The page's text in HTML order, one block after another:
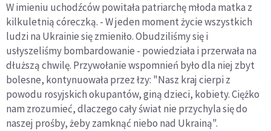
W imieniu uchodźców powitała patriarchę młoda matka z
kilkuletnią córeczką. - W jeden moment życie wszystkich
ludzi na Ukrainie się zmieniło. Obudziliśmy się i
usłyszeliśmy bombardowanie - powiedziała i przerwała na
dłuższą chwilę. Przywołanie wspomnień było dla niej zbyt
bolesne, kontynuowała przez łzy: "Nasz kraj cierpi z
powodu rosyjskich okupantów, giną dzieci, kobiety. Ciężko
nam zrozumieć, dlaczego cały świat nie przychyla się do
naszej prośby, żeby zamknąć niebo nad Ukrainą".